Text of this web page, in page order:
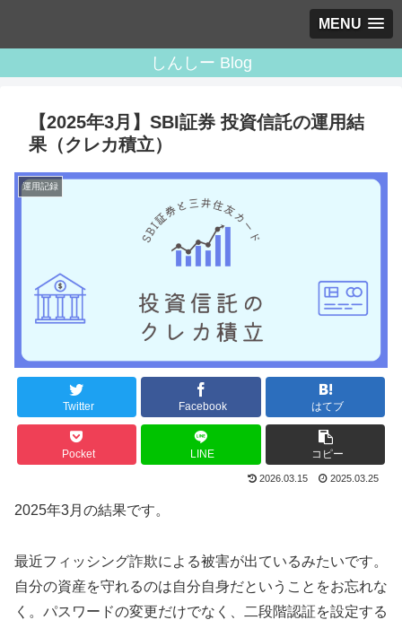
MENU
しんしー Blog
【2025年3月】SBI証券 投資信託の運用結
果（クレカ積立）
運用記録
Twitter Facebook はてブ
Pocket LINE コピー
2026.03.15 2025.03.25
2025年3月の結果です。
最近フィッシング詐欺による被害が出ているみたいです。
自分の資産を守れるのは自分自身だということをお忘れな
く。パスワードの変更だけでなく、二段階認証を設定する